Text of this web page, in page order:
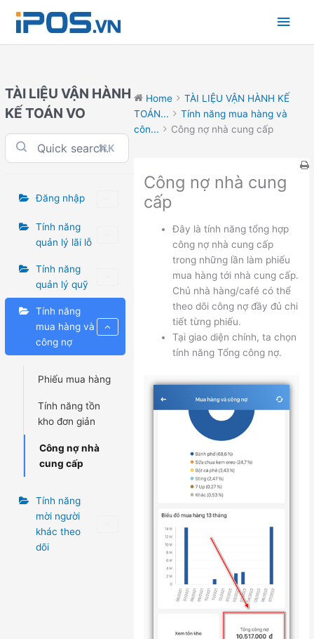
Main
TÀI LIỆU VẬN HÀNH
KẾ TOÁN VO
⌘K
Đăng nhập
Tính năng
quản lý lãi lỗ
Tính năng
quản lý quỹ
Tính năng
mua hàng và
công nợ
Phiếu mua hàng
Tính năng tồn
kho đơn giản
Công nợ nhà
cung cấp
Tính năng
mời người
khác theo
dõi
Home
TÀI LIỆU VẬN HÀNH KẾ
TOÁN...
Tính năng mua hàng và
côn...
Công nợ nhà cung cấp
Công nợ nhà cung
cấp
Đây là tính năng tổng hợp
công nợ nhà cung cấp
trong những lần làm phiếu
mua hàng tới nhà cung cấp.
Chủ nhà hàng/café có thể
theo dõi công nợ đầy đủ chi
tiết từng phiếu.
Tại giao diện chính, ta chọn
tính năng Tổng công nợ.